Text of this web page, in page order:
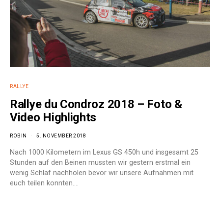
RALLYE
Rallye du Condroz 2018 – Foto &
Video Highlights
ROBIN 5. NOVEMBER 2018
Nach 1000 Kilometern im Lexus GS 450h und insgesamt 25
Stunden auf den Beinen mussten wir gestern erstmal ein
wenig Schlaf nachholen bevor wir unsere Aufnahmen mit
euch teilen konnten.…